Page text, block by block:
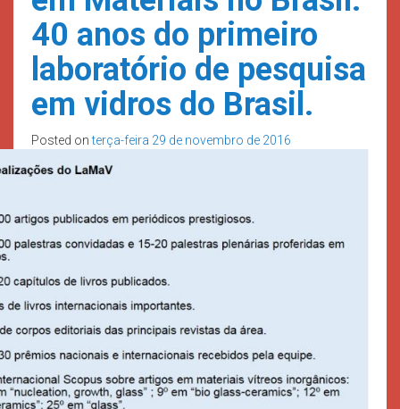
40 anos do primeiro
laboratório de pesquisa
em vidros do Brasil.
Posted onterça-feira 29 de novembro de 2016